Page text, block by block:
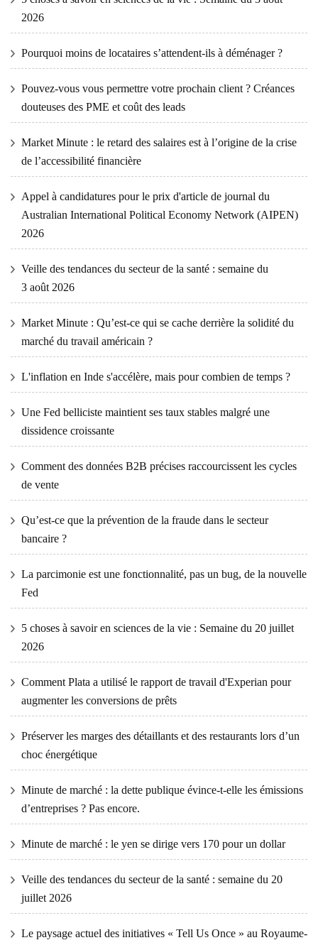
2026
Pourquoi moins de locataires s’attendent-ils à déménager ?
Pouvez-vous vous permettre votre prochain client ? Créances
douteuses des PME et coût des leads
Market Minute : le retard des salaires est à l’origine de la crise
de l’accessibilité financière
Appel à candidatures pour le prix d'article de journal du
Australian International Political Economy Network (AIPEN)
2026
Veille des tendances du secteur de la santé : semaine du
3 août 2026
Market Minute : Qu’est-ce qui se cache derrière la solidité du
marché du travail américain ?
L'inflation en Inde s'accélère, mais pour combien de temps ?
Une Fed belliciste maintient ses taux stables malgré une
dissidence croissante
Comment des données B2B précises raccourcissent les cycles
de vente
Qu’est-ce que la prévention de la fraude dans le secteur
bancaire ?
La parcimonie est une fonctionnalité, pas un bug, de la nouvelle
Fed
5 choses à savoir en sciences de la vie : Semaine du 20 juillet
2026
Comment Plata a utilisé le rapport de travail d'Experian pour
augmenter les conversions de prêts
Préserver les marges des détaillants et des restaurants lors d’un
choc énergétique
Minute de marché : la dette publique évince-t-elle les émissions
d’entreprises ? Pas encore.
Minute de marché : le yen se dirige vers 170 pour un dollar
Veille des tendances du secteur de la santé : semaine du 20
juillet 2026
Le paysage actuel des initiatives « Tell Us Once » au Royaume-